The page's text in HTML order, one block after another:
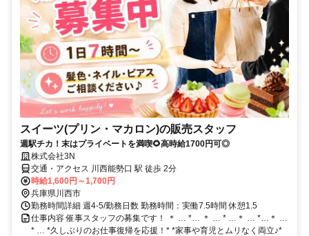
スイーツ(プリン・マカロン)の販売スタッフ
週駅チカ！末はプライベートを満喫🌻高時給1700円可◎
株式会社3N
交通・アクセス 川西能勢口 駅 徒歩 2分
時給1,600円～1,700円
兵庫県川西市
勤務時間詳細 週4-5/勤務日数 勤務時間：実働7.5時間 休憩1.5
仕事内容 催事スタッフの募集です！ ＊ … *… ＊ … * …＊ … *…＊ …
* … *久しぶりのお仕事復帰を応援！* *家事や育児とムリなく両立♪*